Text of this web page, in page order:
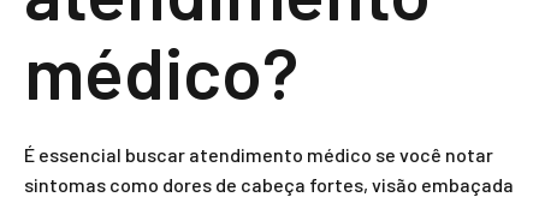
médico?
É essencial buscar atendimento médico se você notar
sintomas como dores de cabeça fortes, visão embaçada